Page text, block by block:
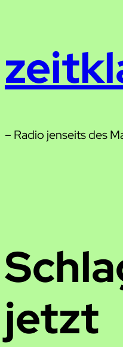
– Radio jenseits des
jetzt